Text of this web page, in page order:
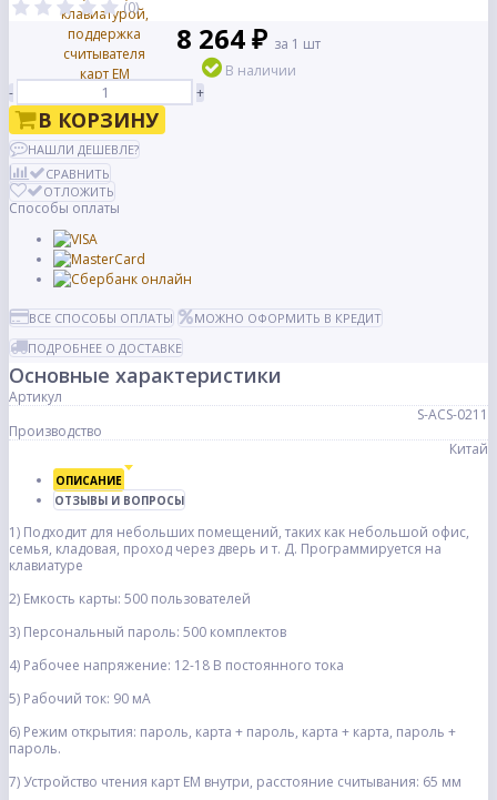
(0)
8 264 ₽ за 1 шт
В наличии
-
+
В КОРЗИНУ
НАШЛИ ДЕШЕВЛЕ?
СРАВНИТЬ
ОТЛОЖИТЬ
Способы оплаты
ВСЕ СПОСОБЫ ОПЛАТЫ
МОЖНО ОФОРМИТЬ В КРЕДИТ
ПОДРОБНЕЕ О ДОСТАВКЕ
Основные характеристики
Артикул
S-ACS-0211
Производство
Китай
ОПИСАНИЕ
ОТЗЫВЫ И ВОПРОСЫ
1) Подходит для небольших помещений, таких как небольшой офис,
семья, кладовая, проход через дверь и т. Д. Программируется на
клавиатуре
2) Емкость карты: 500 пользователей
3) Персональный пароль: 500 комплектов
4) Рабочее напряжение: 12-18 В постоянного тока
5) Рабочий ток: 90 мА
6) Режим открытия: пароль, карта + пароль, карта + карта, пароль +
пароль.
7) Устройство чтения карт EM внутри, расстояние считывания: 65 мм